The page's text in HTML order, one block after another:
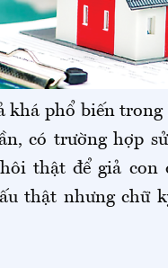
phổ biến trong
có trường hợp
thật để giả con
thật nhưng chữ